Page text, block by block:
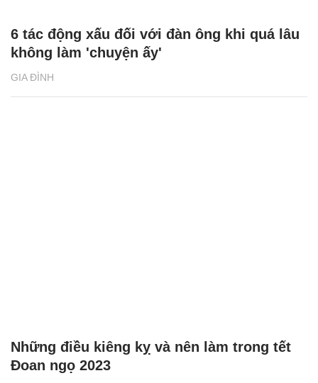
GIA ĐÌNH
6 tác động xấu đối với đàn ông khi quá lâu
không làm 'chuyện ấy'
Những điều kiêng kỵ và nên làm trong tết
Đoan ngọ 2023